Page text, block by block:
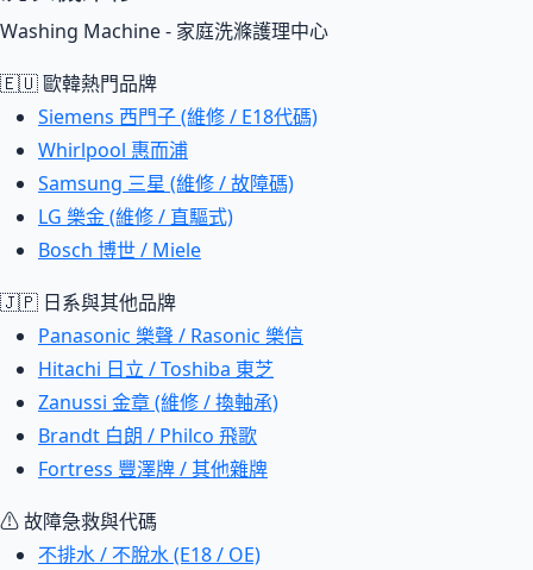
Washing Machine - 家庭洗滌護理中心
🇪🇺 歐韓熱門品牌
Siemens 西門子 (維修 / E18代碼)
Whirlpool 惠而浦
Samsung 三星 (維修 / 故障碼)
LG 樂金 (維修 / 直驅式)
Bosch 博世 / Miele
🇯🇵 日系與其他品牌
Panasonic 樂聲 / Rasonic 樂信
Hitachi 日立 / Toshiba 東芝
Zanussi 金章 (維修 / 換軸承)
Brandt 白朗 / Philco 飛歌
Fortress 豐澤牌 / 其他雜牌
⚠ 故障急救與代碼
不排水 / 不脫水 (E18 / OE)